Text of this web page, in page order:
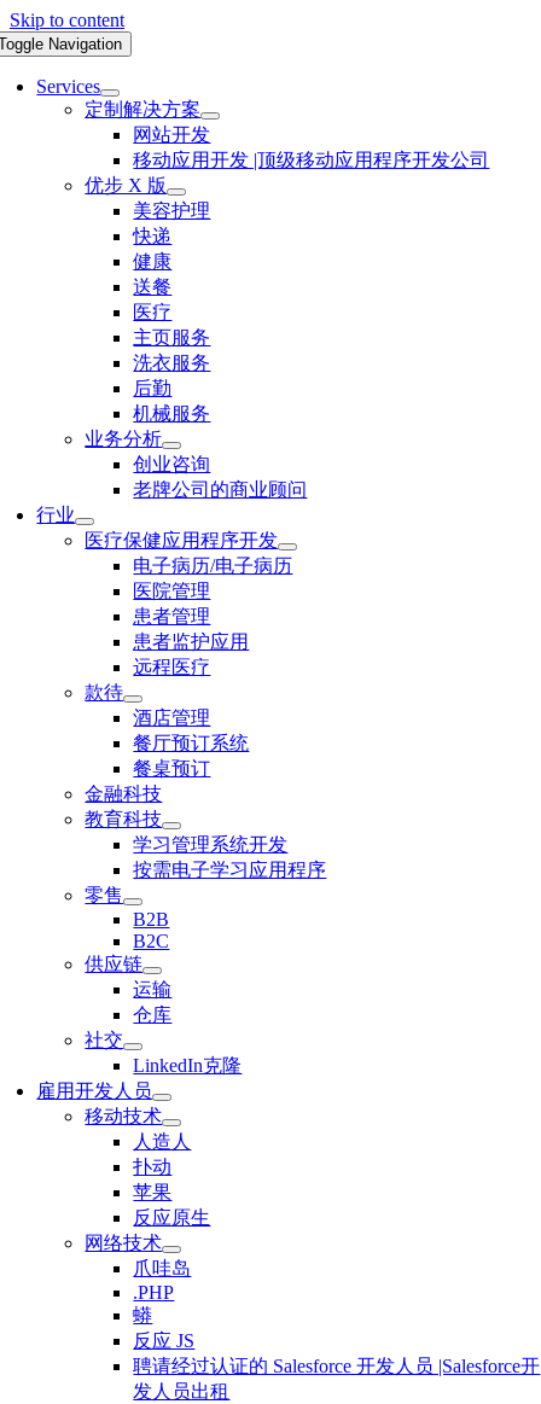
Skip to content
Navigation
Services
定制解决方案
网站开发
移动应用开发 |顶级移动应用程序开发公司
优步 X 版
美容护理
快递
健康
送餐
医疗
主页服务
洗衣服务
后勤
机械服务
业务分析
创业咨询
老牌公司的商业顾问
行业
医疗保健应用程序开发
电子病历/电子病历
医院管理
患者管理
患者监护应用
远程医疗
款待
酒店管理
餐厅预订系统
餐桌预订
金融科技
教育科技
学习管理系统开发
按需电子学习应用程序
零售
B2B
B2C
供应链
运输
仓库
社交
LinkedIn克隆
雇用开发人员
移动技术
人造人
扑动
苹果
反应原生
网络技术
爪哇岛
.PHP
蟒
反应 JS
聘请经过认证的 Salesforce 开发人员 |Salesforce开
发人员出租